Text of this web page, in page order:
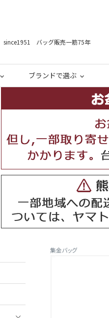
since1951 バッグ販売一筋75年
ブランドで選ぶ
集金バッグ